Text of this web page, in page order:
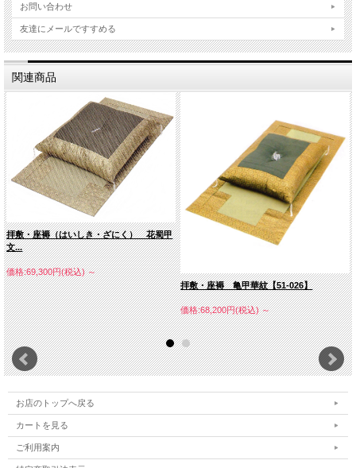
お問い合わせ
友達にメールですすめる
関連商品
拝敷・座褥（はいしき・ざにく） 花蜀甲
文...
価格:69,300円(税込)～
拝敷・座褥 亀甲華紋【51-026】
価格:68,200円(税込)～
お店のトップへ戻る
カートを見る
ご利用案内